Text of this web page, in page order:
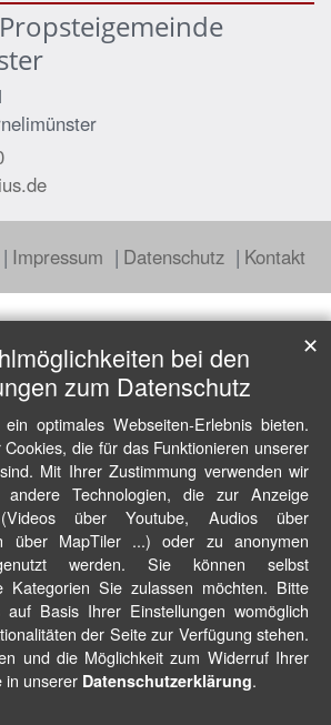
Impressum Datenschutz Kontakt
bei den
zum Datenschutz
optimales Webseiten-Erlebnis bieten.
die für das Funktionieren unserer
Mit Ihrer Zustimmung verwenden wir
Technologien, die zur Anzeige
über Youtube, Audios über
über MapTiler ...) oder zu anonymen
werden. Sie können selbst
Kategorien Sie zulassen möchten. Bitte
Basis Ihrer Einstellungen womöglich
der Seite zur Verfügung stehen.
und die Möglichkeit zum Widerruf Ihrer
in unserer Datenschutzerklärung.
✕